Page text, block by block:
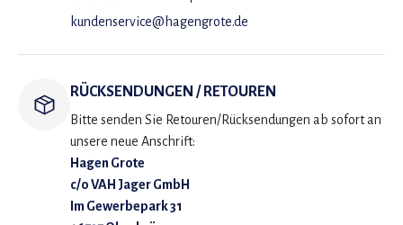
kundenservice@hagengrote.de
RÜCKSENDUNGEN / RETOUREN
Bitte senden Sie Retouren/Rücksendungen ab sofort an
unsere neue Anschrift:
Hagen Grote
c/o VAH Jager GmbH
Im Gewerbepark 31